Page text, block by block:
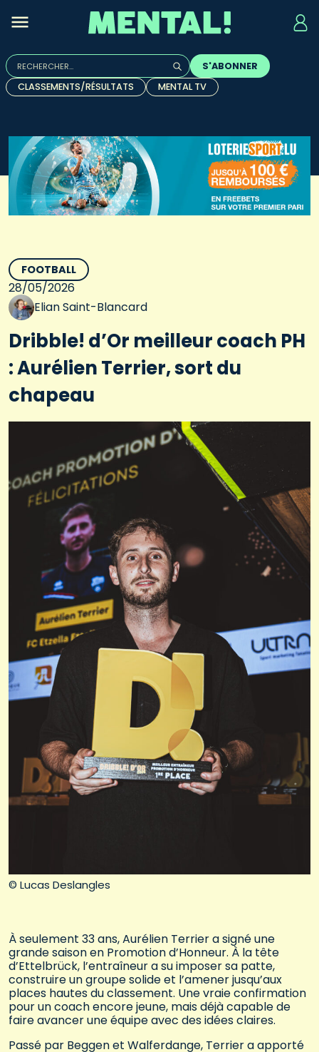
Rechercher :
Quand les résultats de l'auto-complétion sont
S'ABONNER
CLASSEMENTS/RÉSULTATS
MENTAL TV
© Lucas Deslangles
FOOTBALL
28/05/2026
Elian Saint-Blancard
Dribble! d’Or meilleur coach PH
: Aurélien Terrier, sort du
chapeau
À seulement 33 ans, Aurélien Terrier a signé une
grande saison en Promotion d’Honneur. À la tête
d’Ettelbrück, l’entraîneur a su imposer sa patte,
construire un groupe solide et l’amener jusqu’aux
places hautes du classement. Une vraie confirmation
pour un coach encore jeune, mais déjà capable de
faire avancer une équipe avec des idées claires.
Passé par Beggen et Walferdange, Terrier a apporté